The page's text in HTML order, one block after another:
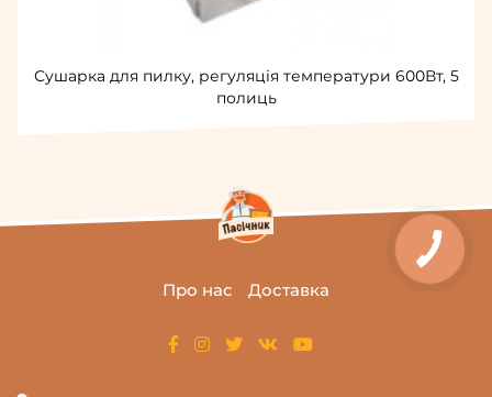
Сушарка для пилку, регуляція температури 600Вт, 5
полиць
Про нас Доставка